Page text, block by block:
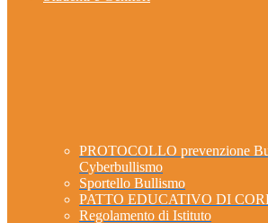
PROTOCOLLO prevenzione
Cyberbullismo
Sportello Bullismo
PATTO EDUCATIVO DI
Regolamento di Istituto